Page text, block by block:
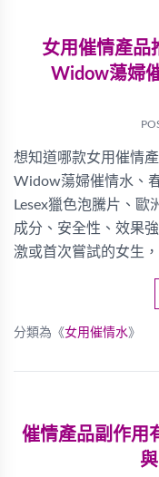
女用催情產品
Widow蕩婦
想知道哪款女用催情
Widow蕩婦催情水、
Lesex獵色泡騰片、
成分、安全性、效果
激或首次嘗試的女生
分類為《女用催情水》
催情產品副作用